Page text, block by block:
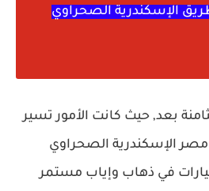
الإسكندرية الصحراوي
بعد, حيث كانت الأمور تسير
الإسكندرية الصحراوي
في ذهاب وإياب مستمر